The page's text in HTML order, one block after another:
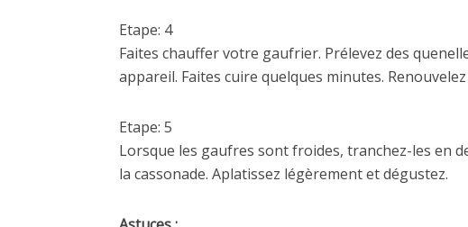
Etape: 4
Faites chauffer votre gaufrier. Prélevez des
appareil. Faites cuire quelques minutes.
Etape: 5
Lorsque les gaufres sont froides, tranchez-les en
la cassonade. Aplatissez légèrement et dégustez.